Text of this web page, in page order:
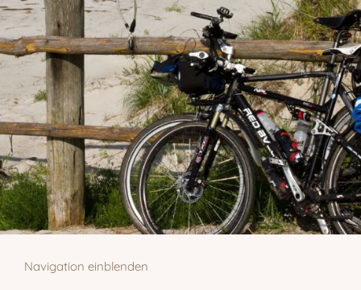
Navigation einblenden